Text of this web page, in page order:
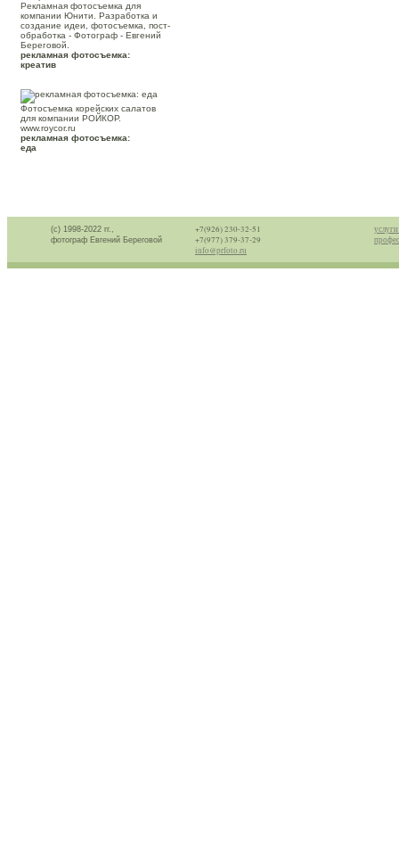
Рекламная фотосъемка для
компании Юнити. Разработка и
создание идеи, фотосъемка, пост-
обработка - Фотограф - Евгений
Береговой.
рекламная фотосъемка:
креатив
Фотосъемка корейских салатов
для компании РОЙКОР.
www.roycor.ru
рекламная фотосъемка:
еда
(с) 1998-2022 гг.,
фотограф Евгений Береговой
+7(926) 230-32-51
+7(977) 379-37-29
info@prfoto.ru